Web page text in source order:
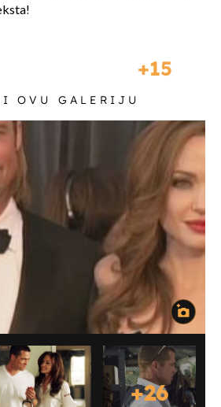
15
I OVU GALERIJU
+26